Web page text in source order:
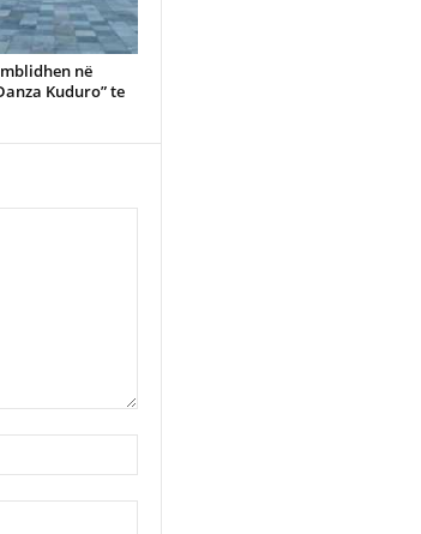
në
Kuduro” te